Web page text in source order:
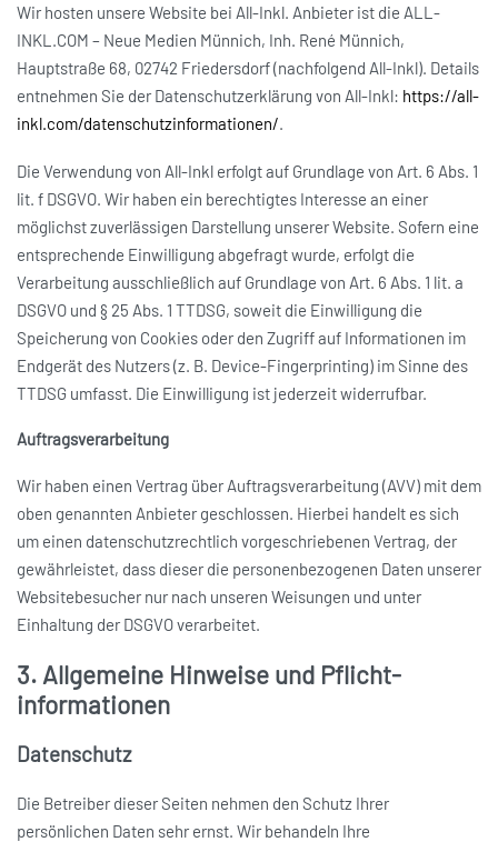
Wir hosten unsere Website bei All-Inkl. Anbieter ist die ALL-
INKL.COM – Neue Medien Münnich, Inh. René Münnich,
Hauptstraße 68, 02742 Friedersdorf (nachfolgend All-Inkl). Details
entnehmen Sie der Datenschutzerklärung von All-Inkl: https://all-
inkl.com/datenschutzinformationen/.
Die Verwendung von All-Inkl erfolgt auf Grundlage von Art. 6 Abs. 1
lit. f DSGVO. Wir haben ein berechtigtes Interesse an einer
möglichst zuverlässigen Darstellung unserer Website. Sofern eine
entsprechende Einwilligung abgefragt wurde, erfolgt die
Verarbeitung ausschließlich auf Grundlage von Art. 6 Abs. 1 lit. a
DSGVO und § 25 Abs. 1 TTDSG, soweit die Einwilligung die
Speicherung von Cookies oder den Zugriff auf Informationen im
Endgerät des Nutzers (z. B. Device-Fingerprinting) im Sinne des
TTDSG umfasst. Die Einwilligung ist jederzeit widerrufbar.
Auftragsverarbeitung
Wir haben einen Vertrag über Auftragsverarbeitung (AVV) mit dem
oben genannten Anbieter geschlossen. Hierbei handelt es sich
um einen datenschutzrechtlich vorgeschriebenen Vertrag, der
gewährleistet, dass dieser die personenbezogenen Daten unserer
Websitebesucher nur nach unseren Weisungen und unter
Einhaltung der DSGVO verarbeitet.
3. Allgemeine Hinweise und Pflicht­
informationen
Datenschutz
Die Betreiber dieser Seiten nehmen den Schutz Ihrer
persönlichen Daten sehr ernst. Wir behandeln Ihre